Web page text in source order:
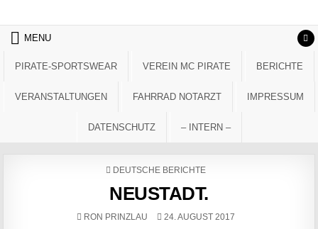
MENU
PIRATE-SPORTSWEAR VEREIN MC PIRATE BERICHTE
VERANSTALTUNGEN FAHRRAD NOTARZT IMPRESSUM
DATENSCHUTZ – INTERN –
POSTED IN
DEUTSCHE BERICHTE
NEUSTADT.
AUTHOR:
RON PRINZLAU PUBLISHED DATE:
24. AUGUST 2017